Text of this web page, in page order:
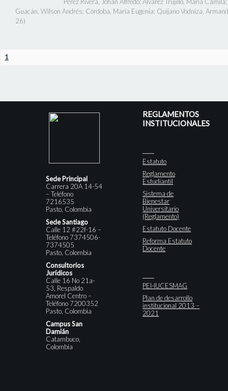
Guacán, Wilson Andrés; Córdoba, María Eugenia; Quijano Vodniza,
26)
1
Sede Principal
Carrera 20A 14-54
– Teléfono
7216535
Pasto, Colombia
Sede Santiago
Calle 12 #22f-16 –
Teléfono 7374506-
7374505
Pasto, Colombia
Consultorios
Jurídicos
Calle 16 No 21a-
53, Respaldo
Amorel Centro –
Teléfono 7200352
Pasto, Colombia
Campus San
Damián
Catambuco,
Colombia
REGLAMENTOS
INSTITUCIONALES
Estatuto
Reglamento
Estudiantil
Sistema de
Bienestar
Universitario
(Reglamento)
Estatuto Docente
Reforma Estatuto
Docente
PEI-IUCESMAG
Plan de desarrollo
institucional 2013 –
2021